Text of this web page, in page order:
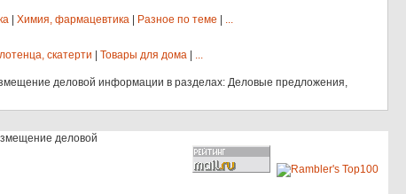
Химия, фармацевтика Разное по теме
...
скатерти Товары для дома ...
деловой информации в разделах: Деловые предложения,
деловой